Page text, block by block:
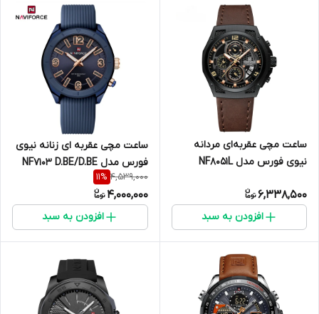
ساعت مچی عقربه‌ای مردانه
نیوی فورس مدل NF8051L
6,338,500
افزودن به سبد
ساعت مچی عقربه ای زنانه نیوی
فورس مدل NF7103 D.BE/D.BE
4,539,000
11%
4,000,000
افزودن به سبد